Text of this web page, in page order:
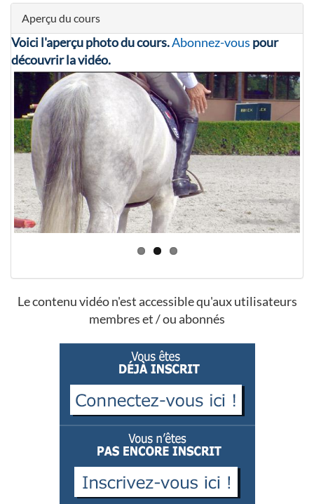
Aperçu du cours
Voici l'aperçu photo du cours.Abonnez-vous pour
découvrir la vidéo.
Le contenu vidéo n'est accessible qu'aux utilisateurs
membres et / ou abonnés